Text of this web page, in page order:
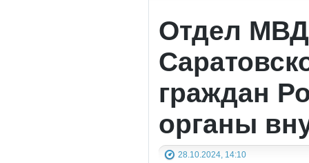
Отдел МВД
граждан
органы
28.10.2024, 14:10